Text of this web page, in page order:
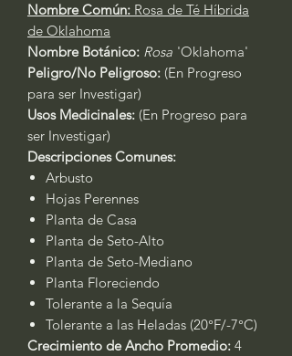
Nombre Común: Rosa de Té Híbrida
de Oklahoma
Nombre Botánico: Rosa 'Oklahoma'
Peligro/No Peligroso: (En Progreso
para ser Investigar)
Usos Medicinales: (En Progreso para
ser Investigar)
Descripciones Comunes:
Arbusto
Hojas Perennes
Planta de Casa
Planta de Seto-Alto
Planta de Seto-Mediano
Planta Floreciendo
Tolerante a la Sequía
Tolerante a las Heladas (20°F/-7°C)
Crecimiento de Ancho Promedio: 4